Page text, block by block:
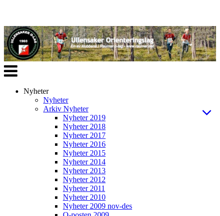
Veksle
navigasjon
Nyheter
Nyheter
Arkiv Nyheter
Nyheter 2019
Nyheter 2018
Nyheter 2017
Nyheter 2016
Nyheter 2015
Nyheter 2014
Nyheter 2013
Nyheter 2012
Nyheter 2011
Nyheter 2010
Nyheter 2009 nov-des